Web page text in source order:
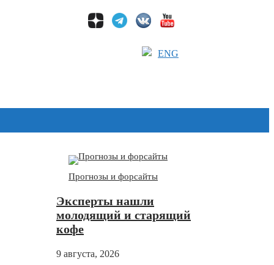
ENG
Прогнозы и форсайты
Эксперты нашли
молодящий и старящий
кофе
9 августа, 2026